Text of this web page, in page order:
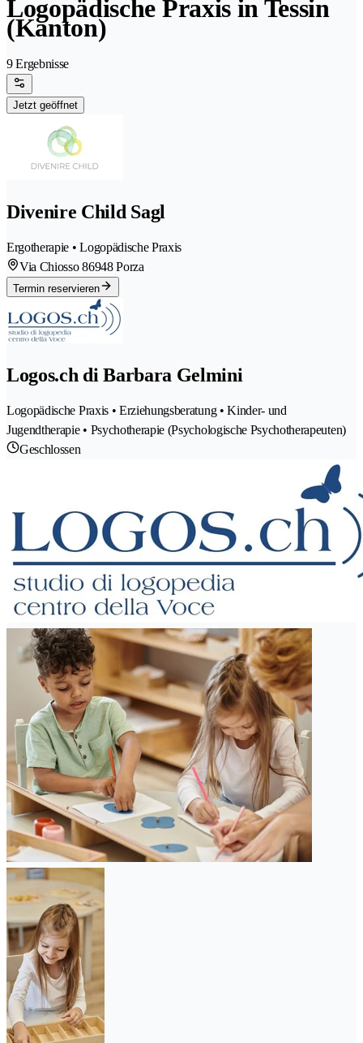
Logopädische Praxis in Tessin
(Kanton)
9 Ergebnisse
Jetzt geöffnet
Divenire Child Sagl
Ergotherapie • Logopädische Praxis
Via Chiosso 86948 Porza
Termin reservieren
Logos.ch di Barbara Gelmini
Logopädische Praxis • Erziehungsberatung • Kinder- und
Jugendtherapie • Psychotherapie (Psychologische Psychotherapeuten)
Geschlossen